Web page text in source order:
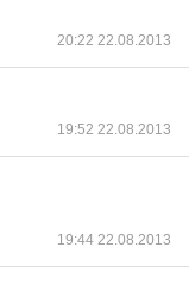
20:22 22.08.2013
19:52 22.08.2013
19:44 22.08.2013